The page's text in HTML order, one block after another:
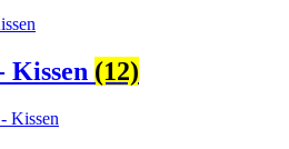
Kissen (12)